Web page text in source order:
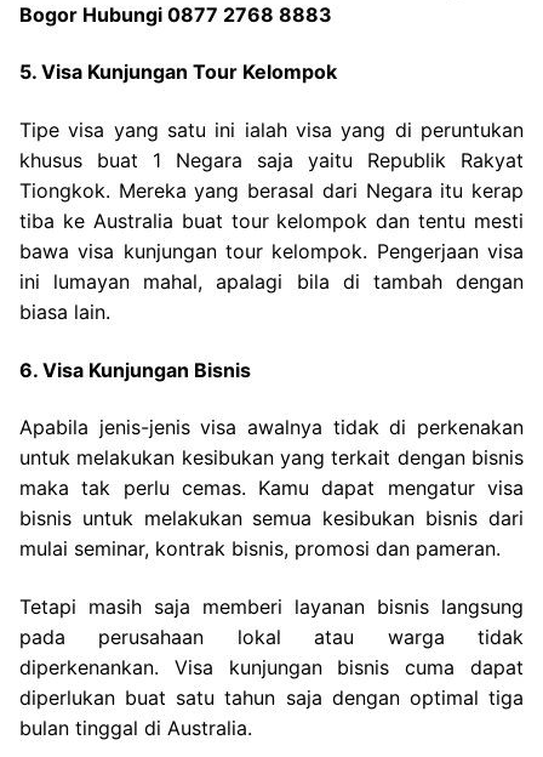
Bogor Hubungi 0877 2768 8883
5. Visa Kunjungan Tour Kelompok
Tipe visa yang satu ini ialah visa yang di peruntukan
khusus buat 1 Negara saja yaitu Republik Rakyat
Tiongkok. Mereka yang berasal dari Negara itu kerap
tiba ke Australia buat tour kelompok dan tentu mesti
bawa visa kunjungan tour kelompok. Pengerjaan visa
ini lumayan mahal, apalagi bila di tambah dengan
biasa lain.
6. Visa Kunjungan Bisnis
Apabila jenis-jenis visa awalnya tidak di perkenakan
untuk melakukan kesibukan yang terkait dengan bisnis
maka tak perlu cemas. Kamu dapat mengatur visa
bisnis untuk melakukan semua kesibukan bisnis dari
mulai seminar, kontrak bisnis, promosi dan pameran.
Tetapi masih saja memberi layanan bisnis langsung
pada perusahaan lokal atau warga tidak
diperkenankan. Visa kunjungan bisnis cuma dapat
diperlukan buat satu tahun saja dengan optimal tiga
bulan tinggal di Australia.